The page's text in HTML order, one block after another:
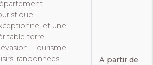
et une
terre
randonnées,
A partir de